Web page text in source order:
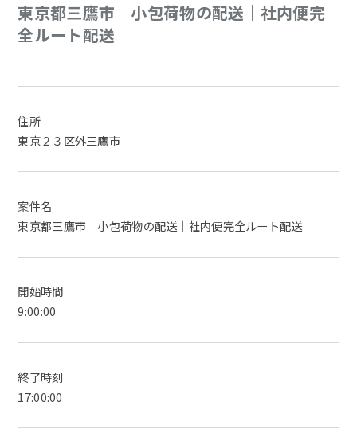
東京都三鷹市 小包荷物の配送｜社内便完
全ルート配送
住所
東京２３区外三鷹市
案件名
東京都三鷹市 小包荷物の配送｜社内便完全ルート配送
開始時間
9:00:00
終了時刻
17:00:00